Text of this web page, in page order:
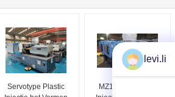
Servotype Plastic
MZ100MD plastic
levi.li